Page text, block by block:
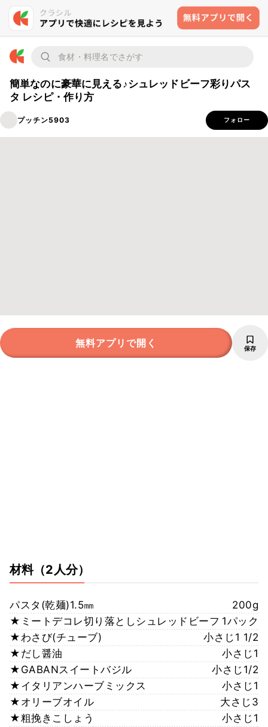
簡単なのに豪華に見える♪シュレッドビーフ彩りパス
タ レシピ・作り方
プッチン5903 フォロー
無料アプリで開く 保存
材料（2人分）
パスタ(乾麺)1.5㎜
200g
★ミートデコレ切り落としシュレッドビーフ 1パック
★わさび(チューブ)
小さじ1 1/2
★だし醤油
小さじ1
★GABANスイートバジル
小さじ1/2
★イタリアンハーブミックス
小さじ1
★オリーブオイル
大さじ3
★粗挽きこしょう
小さじ1